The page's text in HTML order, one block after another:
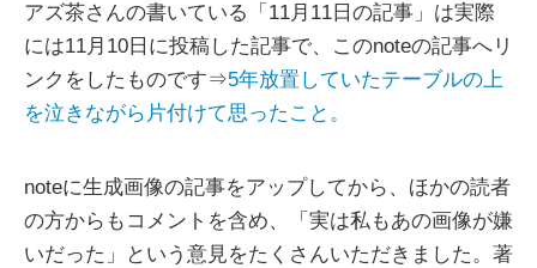
アズ茶さんの書いている「11月11日の記事」は実際
には11月10日に投稿した記事で、このnoteの記事へリ
ンクをしたものです⇒5年放置していたテーブルの上
を泣きながら片付けて思ったこと。
noteに生成画像の記事をアップしてから、ほかの読者
の方からもコメントを含め、「実は私もあの画像が嫌
いだった」という意見をたくさんいただきました。著